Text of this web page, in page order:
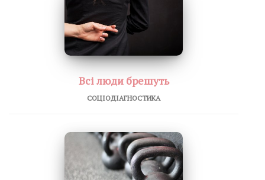
Всі люди брешуть
СОЦІОДІАГНОСТИКА